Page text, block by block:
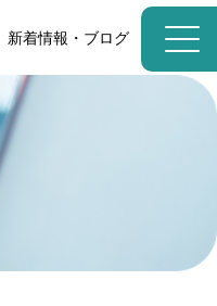
新着情報・ブログ